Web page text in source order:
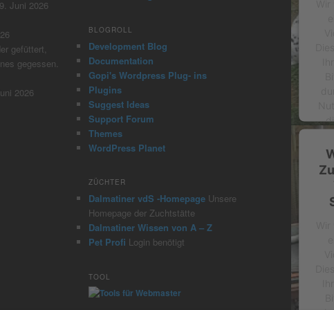
Juni 2026
gefüttert,
gegessen.
2026
BLOGROLL
Development Blog
Documentation
Gopi's Wordpress Plug- ins
Plugins
Suggest Ideas
Support Forum
Themes
WordPress Planet
ZÜCHTER
Dalmatiner vdS -HomepageUnsere
Homepage der Zuchtstätte
Dalmatiner Wissen von A – Z
Pet Profi Login benötigt
TOOL